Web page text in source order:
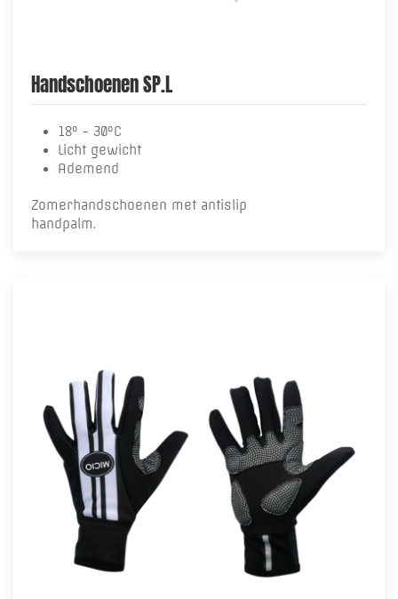
Handschoenen SP.L
18° - 30°C
Licht gewicht
Ademend
Zomerhandschoenen met antislip
handpalm.